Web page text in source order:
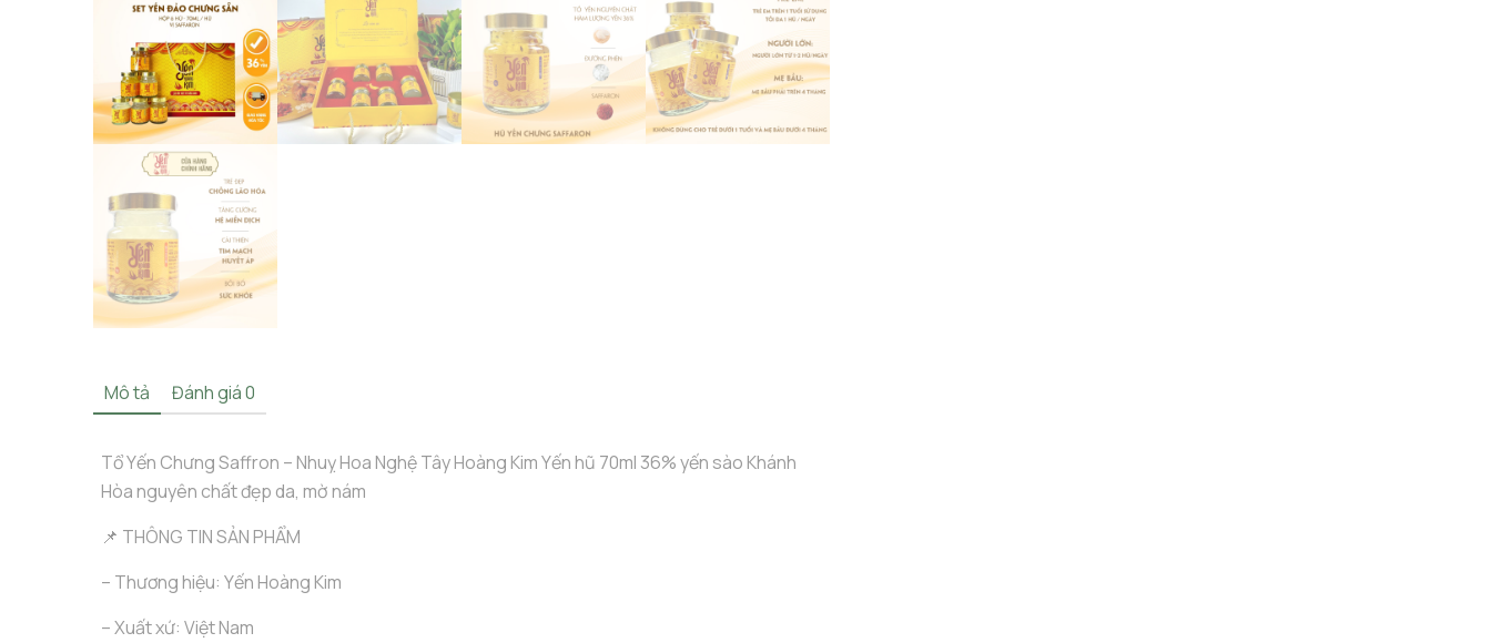
Mô tả Đánh giá0
Tổ Yến Chưng Saffron – Nhuỵ Hoa Nghệ Tây Hoàng Kim Yến hũ 70ml 36% yến sào Khánh
Hòa nguyên chất đẹp da, mờ nám
📌 THÔNG TIN SẢN PHẨM
– Thương hiệu: Yến Hoàng Kim
– Xuất xứ: Việt Nam